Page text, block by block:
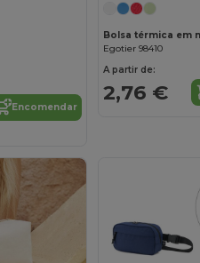
Encomendar
Egotier 98410
A partir de:
2,76 €